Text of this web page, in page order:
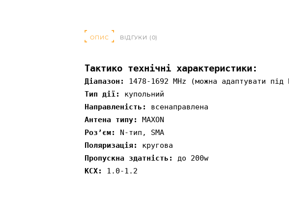
ОПИС ВІДГУКИ (0)
Тактико технічні характеристики:
Діапазон:
1478-1692 MHz (можна адаптувати під
Тип дії:
купольний
Направленість:
всенаправлена
Антена типу:
МАХОN
Роз’єм:
N-тип, SMA
Поляризація:
кругова
Пропускна здатність:
до 200w
КСХ:
1.0-1.2